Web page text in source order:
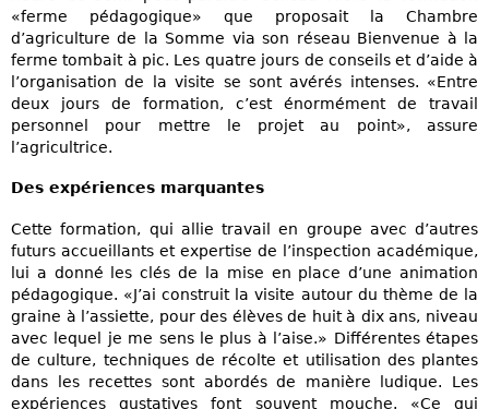
«ferme pédagogique» que proposait la Chambre
d’agriculture de la Somme via son réseau Bienvenue à la
ferme tombait à pic. Les quatre jours de conseils et d’aide à
l’organisation de la visite se sont avérés intenses. «Entre
deux jours de formation, c’est énormément de travail
personnel pour mettre le projet au point», assure
l’agricultrice.
Des expériences marquantes
Cette formation, qui allie travail en groupe avec d’autres
futurs accueillants et expertise de l’inspection académique,
lui a donné les clés de la mise en place d’une animation
pédagogique. «J’ai construit la visite autour du thème de la
graine à l’assiette, pour des élèves de huit à dix ans, niveau
avec lequel je me sens le plus à l’aise.» Différentes étapes
de culture, techniques de récolte et utilisation des plantes
dans les recettes sont abordés de manière ludique. Les
expériences gustatives font souvent mouche. «Ce qui